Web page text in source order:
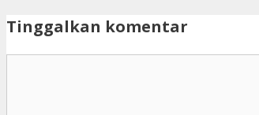
Tinggalkan komentar